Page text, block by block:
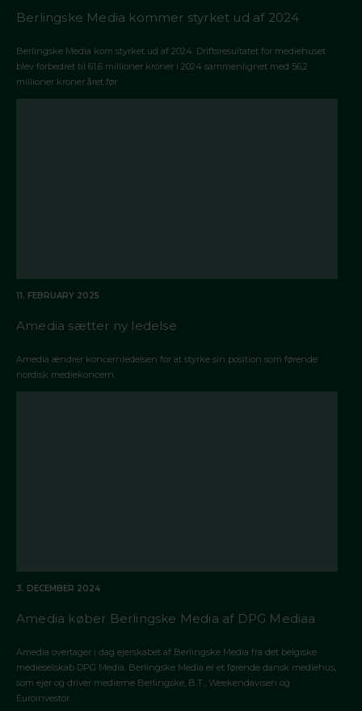
Berlingske Media kommer styrket ud af 2024
Berlingske Media kom styrket ud af 2024. Driftsresultatet for mediehuset
blev forbedret til 61,6 millioner kroner i 2024 sammenlignet med 56,2
millioner kroner året før
11. FEBRUARY 2025
Amedia sætter ny ledelse
Amedia ændrer koncernledelsen for at styrke sin position som førende
nordisk mediekoncern.
3. DECEMBER 2024
Amedia køber Berlingske Media af DPG Mediaa
Amedia overtager i dag ejerskabet af Berlingske Media fra det belgiske
medieselskab DPG Media. Berlingske Media er et førende dansk mediehus,
som ejer og driver medierne Berlingske, B.T., Weekendavisen og
Euroinvestor.